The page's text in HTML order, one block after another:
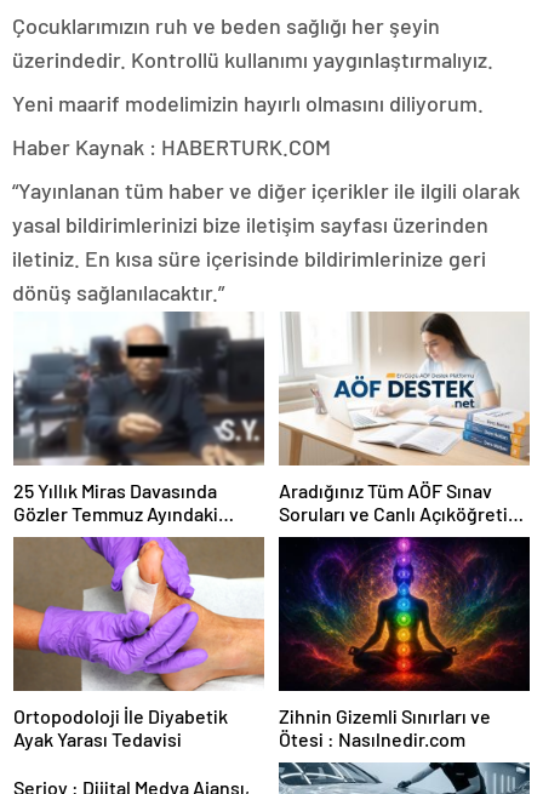
Çocuklarımızın ruh ve beden sağlığı her şeyin
üzerindedir. Kontrollü kullanımı yaygınlaştırmalıyız.
Yeni maarif modelimizin hayırlı olmasını diliyorum.
Haber Kaynak : HABERTURK.COM
“Yayınlanan tüm haber ve diğer içerikler ile ilgili olarak
yasal bildirimlerinizi bize iletişim sayfası üzerinden
iletiniz. En kısa süre içerisinde bildirimlerinize geri
dönüş sağlanılacaktır.”
25 Yıllık Miras Davasında
Gözler Temmuz Ayındaki
Karar Duruşmasına Çevrildi
Aradığınız Tüm AÖF Sınav
Soruları ve Canlı Açıköğretim
Forumu Burada
Ortopodoloji İle Diyabetik
Ayak Yarası Tedavisi
Zihnin Gizemli Sınırları ve
Ötesi : Nasılnedir.com
Serjoy : Dijital Medya Ajansı,